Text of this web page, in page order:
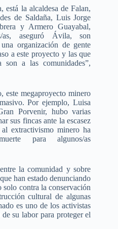
la alcaldesa de Falan,
de Saldaña, Luis Jorge
y Armero Guayabal,
as, aseguró Ávila, son
organización de gente
a este proyecto y las que
a las comunidades”,
este megaproyecto minero
Por ejemplo, Luisa
Porvenir, hubo varias
sus fincas ante la escasez
extractivismo minero ha
para algunos/as
la comunidad y sobre
han estado denunciando
solo contra la conservación
cultural de algunas
es uno de los activistas
su labor para proteger el